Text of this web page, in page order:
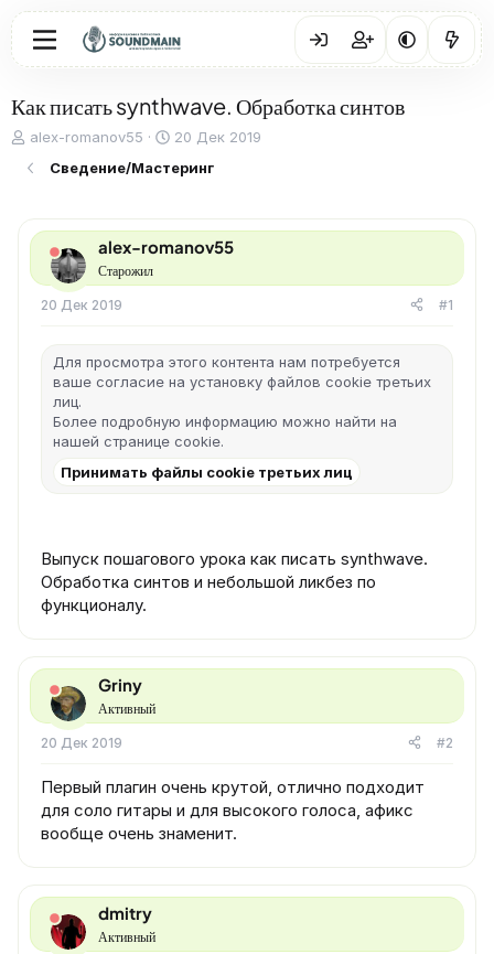
Как писать synthwave. Обработка синтов
А
т
р
т
м
alex-romanov55
Д
т
н
а
ч
20 Дек 2019
Сведение/Мастеринг
alex-romanov55
Старожил
20 Дек 2019 #1
Для просмотра этого контента нам потребуется
ваше согласие на установку файлов cookie третьих
лиц.
Более подробную информацию можно найти на
нашей странице cookie.
Принимать файлы cookie третьих лиц
Выпуск пошагового урока как писать synthwave.
Обработка синтов и небольшой ликбез по
функционалу.
Griny
Активный
20 Дек 2019 #2
Первый плагин очень крутой, отлично подходит
для соло гитары и для высокого голоса, афикс
вообще очень знаменит.
dmitry
Активный